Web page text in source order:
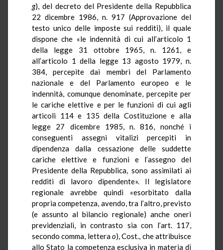
g), del decreto del Presidente della Repubblica
22 dicembre 1986, n. 917 (Approvazione del
testo unico delle imposte sui redditi), il quale
dispone che «le indennità di cui all’articolo 1
della legge 31 ottobre 1965, n. 1261, e
all’articolo 1 della legge 13 agosto 1979, n.
384, percepite dai membri del Parlamento
nazionale e del Parlamento europeo e le
indennità, comunque denominate, percepite per
le cariche elettive e per le funzioni di cui agli
articoli 114 e 135 della Costituzione e alla
legge 27 dicembre 1985, n. 816, nonché i
conseguenti assegni vitalizi percepiti in
dipendenza dalla cessazione delle suddette
cariche elettive e funzioni e l’assegno del
Presidente della Repubblica, sono assimilati ai
redditi di lavoro dipendente». Il legislatore
regionale avrebbe quindi «esorbitato dalla
propria competenza, avendo, tra l’altro, previsto
(e assunto al bilancio regionale) anche oneri
previdenziali, in contrasto sia con l’art. 117,
secondo comma, letterao), Cost., che attribuisce
allo Stato la competenza esclusiva in materia di